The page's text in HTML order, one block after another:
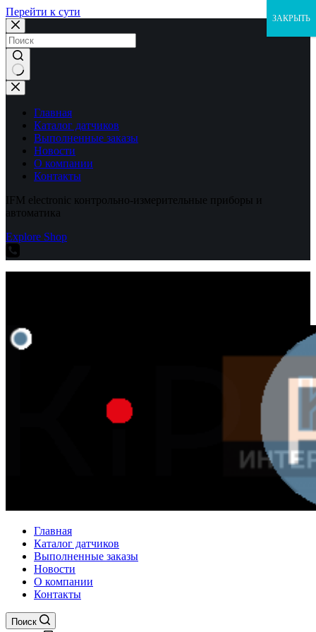
Перейти к сути
Ничего
не
найденоГлавная
Каталог датчиков
Выполненные заказы
Новости
О компании
Контакты
IFM electronic контрольно-измерительные приборы и
автоматика
Explore Shop
Главная
Каталог датчиков
Выполненные заказы
Новости
О компании
Контакты
Поиск
ЗАКРЫТЬ